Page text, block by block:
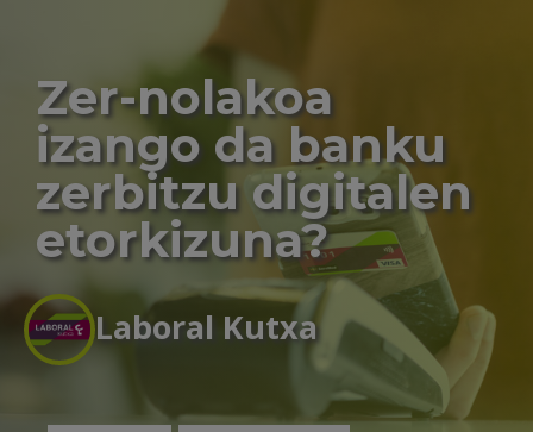
Zer-nolakoa
izango da banku
zerbitzu digitalen
etorkizuna?
Laboral Kutxa